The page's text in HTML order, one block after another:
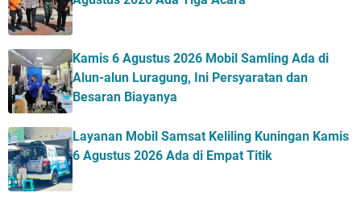
Kamis 6 Agustus 2026 Mobil Samling Ada di
Alun-alun Luragung, Ini Persyaratan dan
Besaran Biayanya
Layanan Mobil Samsat Keliling Kuningan Kamis
6 Agustus 2026 Ada di Empat Titik